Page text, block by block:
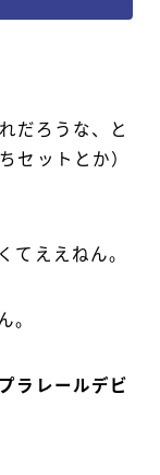
だろうな、と
セットとか）
てええねん。
。
ラレールデビ